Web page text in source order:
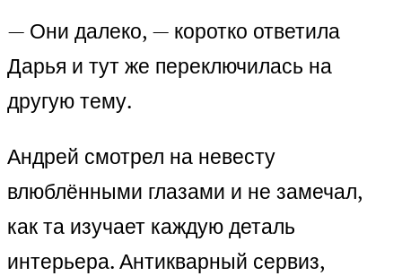
— Они далеко, — коротко ответила
Дарья и тут же переключилась на
другую тему.
Андрей смотрел на невесту
влюблёнными глазами и не замечал,
как та изучает каждую деталь
интерьера. Антикварный сервиз,